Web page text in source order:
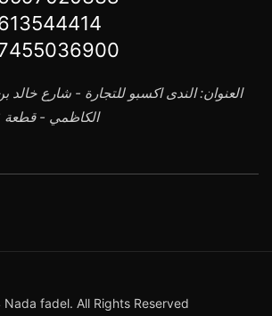
العنوان: الندى اكسبو للتجارة - شارع خالد
الكاظمي - قطعة 6، الدور 3، مكتب 12
fadel. All Rights Reserved